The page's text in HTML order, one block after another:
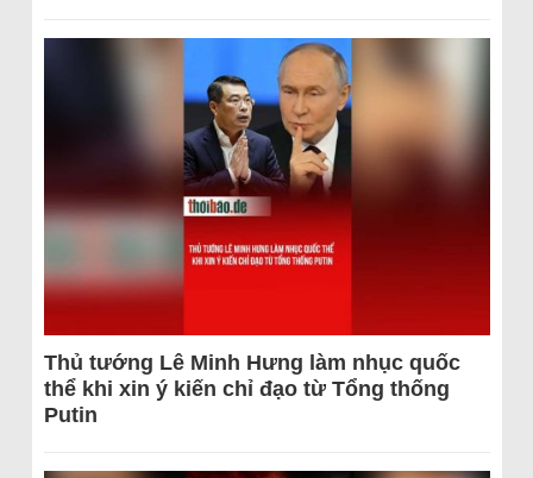
Thủ tướng Lê Minh Hưng làm nhục quốc
thể khi xin ý kiến chỉ đạo từ Tổng thống
Putin